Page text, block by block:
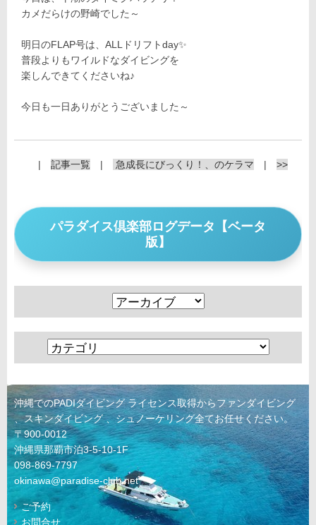
カメだらけの野崎でした～
明日のFLAP号は、ALLドリフトday✨
普段よりもワイルドなダイビングを
楽しんできてくださいね♪
今日も一日ありがとうございました～
| 記事一覧 | 急成長にびっくり！、のケラマ | >>
パラダイス倶楽部ログデータ【ベータ
版】
沖縄でのPADIダイビング ライセンス取得からファンダイビング
、スキンダイビング 、シュノーケリング全てお任せください。
〒900-0012
沖縄県那覇市泊3-5-10-1F
098-869-7797
okinawa@paradise-club.net
ご予約
お問合せ